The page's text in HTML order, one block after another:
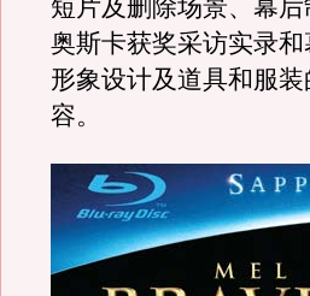
短片及删除场景、幕
奥斯卡获奖采访实录
形象设计及道具和服
容。